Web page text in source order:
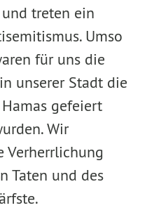
treten ein
Umso
für uns die
unserer Stadt die
gefeiert
Wir
Verherrlichung
Taten und des